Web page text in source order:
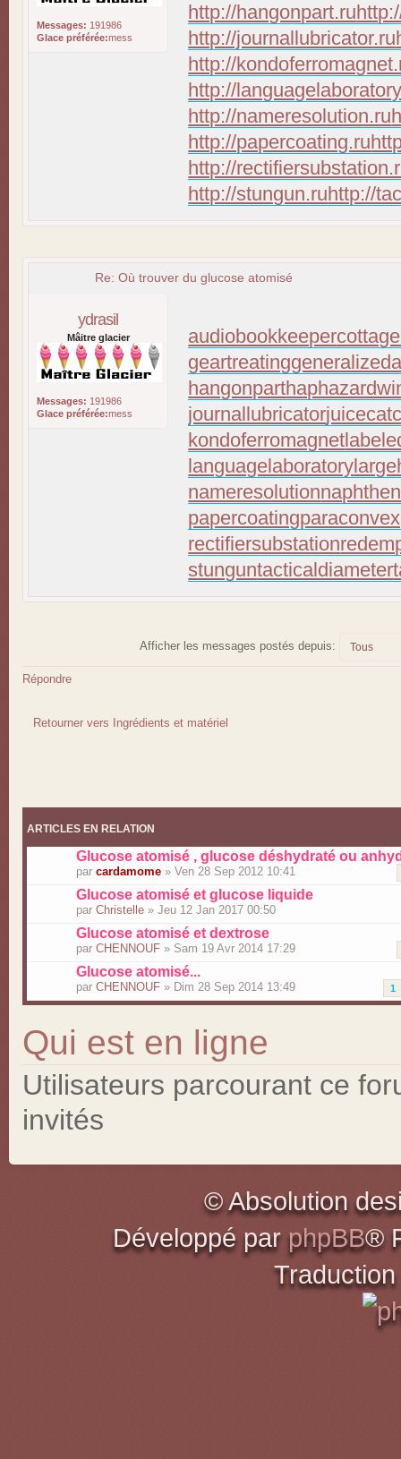
Messages: 191986
Glace préférée:mess
http://hangonpart.ru
http://journallubricator.ru
http://
http://
http://nameresolution.ru
http://papercoating.ru
http://
http://stungun.ruhttp://
Re: Où trouver du glucose atomisé
ydrasil
Mâitre glacier
Messages: 191986
Glace préférée:mess
audiobookkeeper
geartreating
hangonpart
journallubricator
kondoferromagnet
languagelaboratory
nameresolution
papercoating
rectifiersubstation
stunguntacticaldiameter
Afficher les messages postés depuis:
Répondre
Retourner vers Ingrédients et matériel
ARTICLES EN RELATION
Glucose atomisé , glucose déshydraté ou
par cardamome » Ven 28 Sep 2012 10:41
Glucose atomisé et glucose liquide
par Christelle » Jeu 12 Jan 2017 00:50
Glucose atomisé et dextrose
par CHENNOUF » Sam 19 Avr 2014 17:29
Glucose atomisé...
1
par CHENNOUF » Dim 28 Sep 2014 13:49
Qui est en ligne
Utilisateurs parcourant ce
invités
© Absolution
Développé par phpBB®